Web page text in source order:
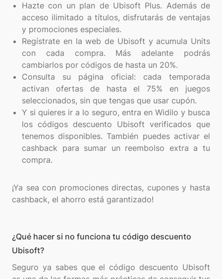
Hazte con un plan de Ubisoft Plus. Además de
acceso ilimitado a títulos, disfrutarás de ventajas
y promociones especiales.
Regístrate en la web de Ubisoft y acumula Units
con cada compra. Más adelante podrás
cambiarlos por códigos de hasta un 20%.
Consulta su página oficial: cada temporada
activan ofertas de hasta el 75% en juegos
seleccionados, sin que tengas que usar cupón.
Y si quieres ir a lo seguro, entra en Widilo y busca
los códigos descuento Ubisoft verificados que
tenemos disponibles. También puedes activar el
cashback para sumar un reembolso extra a tu
compra.
¡Ya sea con promociones directas, cupones y hasta
¿Qué hacer si no funciona tu código descuento
Ubisoft?
Seguro ya sabes que el código descuento Ubisoft